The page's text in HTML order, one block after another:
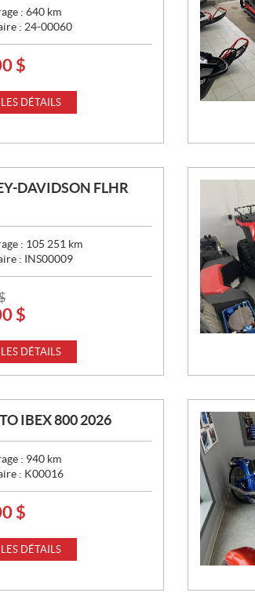
: 640 km
: 24-00060
$
DÉTAILS
DAVIDSON FLHR
: 105 251 km
: INS00009
$
DÉTAILS
IBEX 800 2026
: 940 km
: K00016
$
DÉTAILS